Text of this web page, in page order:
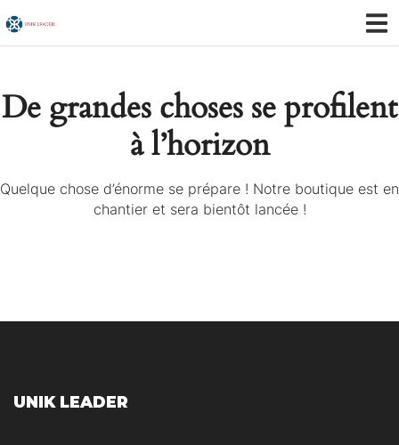
De grandes choses se profilent
à l’horizon
Quelque chose d’énorme se prépare ! Notre boutique est en
chantier et sera bientôt lancée !
UNIK LEADER